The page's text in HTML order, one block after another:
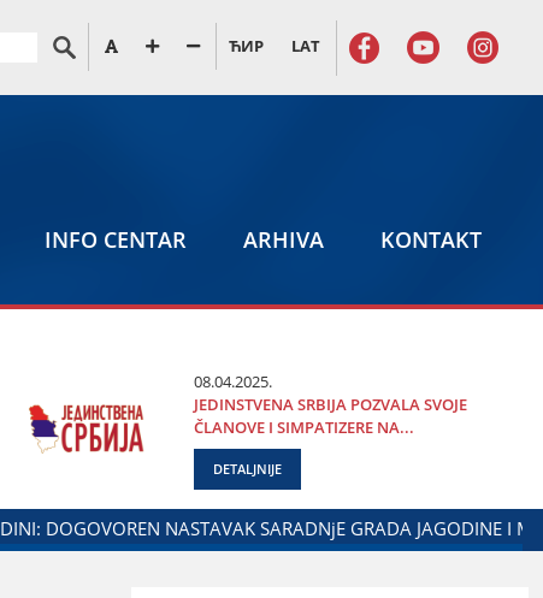
ЋИР LAT
INFO CENTAR ARHIVA KONTAKT
08.04.2025.
ЈEDINSTVENA SRBIЈA POZVALA SVOЈE
ČLANOVE I SIMPATIZERE NA...
DETALJNIJE
MARKOVIĆ NA OBELEŽAVANjU DANA POLICIЈE I